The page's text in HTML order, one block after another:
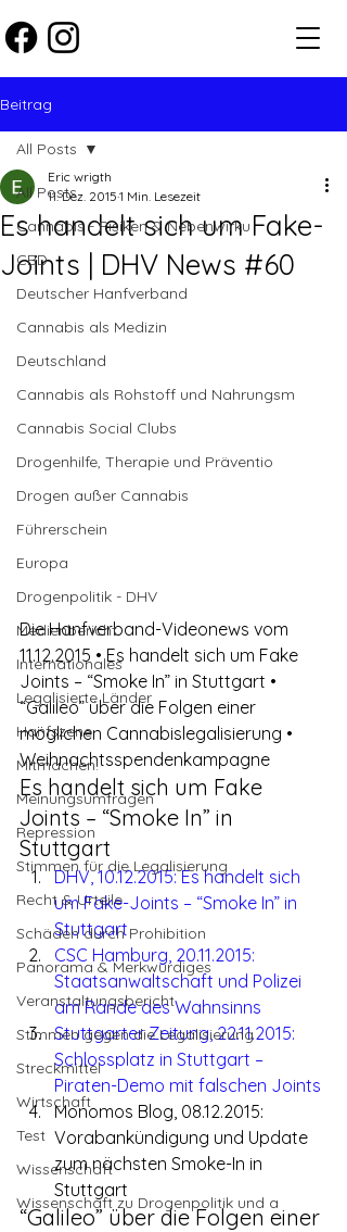
Beitrag
All Posts
Cannabis - Risiken & Nebenwirku
CBD
Deutscher Hanfverband
Cannabis als Medizin
Deutschland
Cannabis als Rohstoff und Nahrungsm
Cannabis Social Clubs
Drogenhilfe, Therapie und Präventio
Drogen außer Cannabis
Führerschein
Europa
Drogenpolitik - DHV
Medienbericht
Internationales
Legalisierte Länder
Hanfszene
Mitmachen!
Meinungsumfragen
Repression
Stimmen für die Legalisierung
Recht & Urteile
Schäden durch Prohibition
Panorama & Merkwürdiges
Veranstaltungsbericht
Stimmen gegen die Legalisierung
Streckmittel
Wirtschaft
Test
Wissenschaft
Wissenschaft zu Drogenpolitik und a
All Posts
Es handelt sich um Fake-
Joints | DHV News #60
Eric wrigth
11. Dez. 2015 1 Min. Lesezeit
Die Hanfverband-Videonews vom
11.12.2015 • Es handelt sich um Fake
Joints – “Smoke In” in Stuttgart •
“Galileo” über die Folgen einer
möglichen Cannabislegalisierung •
Weihnachtsspendenkampagne
Es handelt sich um Fake
Joints – “Smoke In” in
Stuttgart
DHV, 10.12.2015: Es handelt sich
um Fake-Joints – “Smoke In” in
Stuttgart
CSC Hamburg, 20.11.2015:
Staatsanwaltschaft und Polizei
am Rande des Wahnsinns
Stuttgarter Zeitung, 22.11.2015:
Schlossplatz in Stuttgart –
Piraten-Demo mit falschen Joints
Monomos Blog, 08.12.2015:
Vorabankündigung und Update
zum nächsten Smoke-In in
Stuttgart
“Galileo” über die Folgen einer